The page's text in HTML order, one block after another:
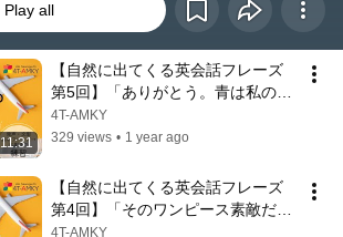
Play all
11:31
【自然に出てくる英会話フレーズ
第5回】「ありがとう。青は私の大
好きな色なの」を一緒に練習しませ
んか。StopTの発音も自然になりま
4T-AMKY
329 views • 1 year ago
【自然に出てくる英会話フレーズ
第4回】「そのワンピース素敵だ
ね。青がとても似合ってる」を一緒
4T-AMKY